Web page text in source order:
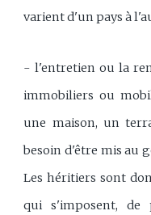
varient d'un pays à
- l'entretien ou la
immobiliers ou
une maison, un
besoin d'être mis au
Les héritiers sont
qui s'imposent, de